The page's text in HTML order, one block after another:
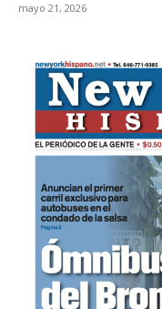
mayo 21, 2026